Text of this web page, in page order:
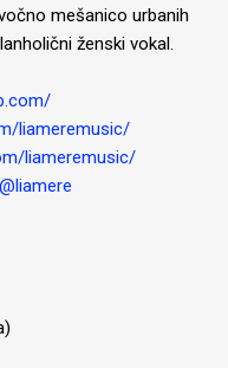
mešanico urbanih
ženski vokal.
liameremusic/
liameremusic/